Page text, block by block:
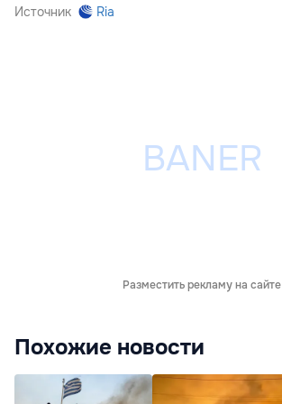
Источник Ria
Разместить рекламу на сайте
Похожие новости